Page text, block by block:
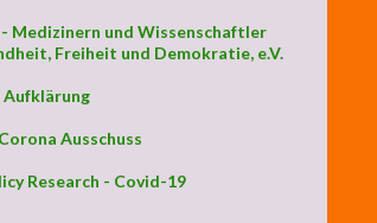
Medizinern und Wissenschaftler
Freiheit und Demokratie, e.V.
Ausschuss
Research - Covid-19